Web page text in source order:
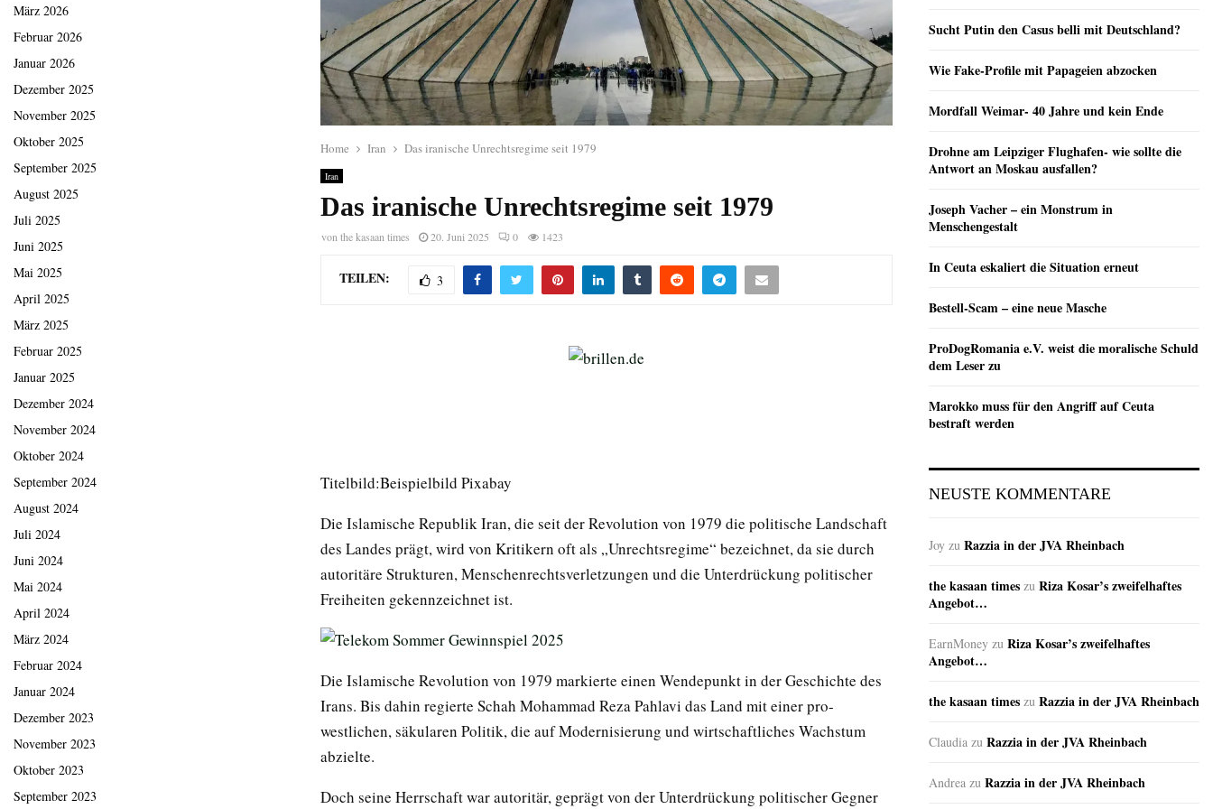
Home Iran Das iranische Unrechtsregime seit 1979
Iran
Das iranische Unrechtsregime seit 1979
von the kasaan times 20. Juni 2025 0 1423
TEILEN: 3
Titelbild:Beispielbild Pixabay
Die Islamische Republik Iran, die seit der Revolution von 1979 die politische Landschaft
des Landes prägt, wird von Kritikern oft als „Unrechtsregime“ bezeichnet, da sie durch
autoritäre Strukturen, Menschenrechtsverletzungen und die Unterdrückung politischer
Freiheiten gekennzeichnet ist.
Die Islamische Revolution von 1979 markierte einen Wendepunkt in der Geschichte des
Irans. Bis dahin regierte Schah Mohammad Reza Pahlavi das Land mit einer pro-
westlichen, säkularen Politik, die auf Modernisierung und wirtschaftliches Wachstum
abzielte.
Doch seine Herrschaft war autoritär, geprägt von der Unterdrückung politischer Gegner
März 2026
Februar 2026
Januar 2026
Dezember 2025
November 2025
Oktober 2025
September 2025
August 2025
Juli 2025
Juni 2025
Mai 2025
April 2025
März 2025
Februar 2025
Januar 2025
Dezember 2024
November 2024
Oktober 2024
September 2024
August 2024
Juli 2024
Juni 2024
Mai 2024
April 2024
März 2024
Februar 2024
Januar 2024
Dezember 2023
November 2023
Oktober 2023
September 2023
Sucht Putin den Casus belli mit Deutschland?
Wie Fake-Profile mit Papageien abzocken
Mordfall Weimar- 40 Jahre und kein Ende
Drohne am Leipziger Flughafen- wie sollte die
Antwort an Moskau ausfallen?
Joseph Vacher – ein Monstrum in
Menschengestalt
In Ceuta eskaliert die Situation erneut
Bestell-Scam – eine neue Masche
ProDogRomania e.V. weist die moralische Schuld
dem Leser zu
Marokko muss für den Angriff auf Ceuta
bestraft werden
NEUSTE KOMMENTARE
Joy zu Razzia in der JVA Rheinbach
the kasaan times zu Riza Kosar’s zweifelhaftes
Angebot…
EarnMoney zu Riza Kosar’s zweifelhaftes
Angebot…
the kasaan times zu Razzia in der JVA Rheinbach
Claudia zu Razzia in der JVA Rheinbach
Andrea zu Razzia in der JVA Rheinbach